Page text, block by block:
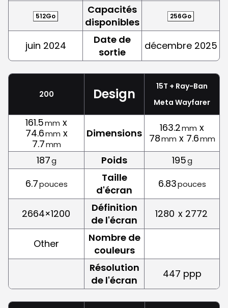
512Go
Capacités
disponibles
256Go
juin 2024
Date de
sortie
décembre 2025
200 Design
15T + Ray-Ban
Meta Wayfarer
161.5mm x
74.6mm x
7.7mm
Dimensions 163.2mm x
78mm x 7.6mm
187g Poids 195g
6.7pouces
Taille
d'écran
6.83pouces
2664×1200
Définition
de l'écran
1280 x 2772
Other
Nombre de
couleurs
Résolution
de l'écran
447 ppp